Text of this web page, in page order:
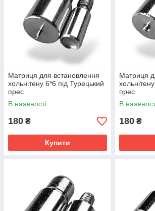
Матриця для встановлення
хольнітену 6*6 під Турецький
прес
В наявності
180 ₴
Купити
Матриця
прес
В
180 ₴